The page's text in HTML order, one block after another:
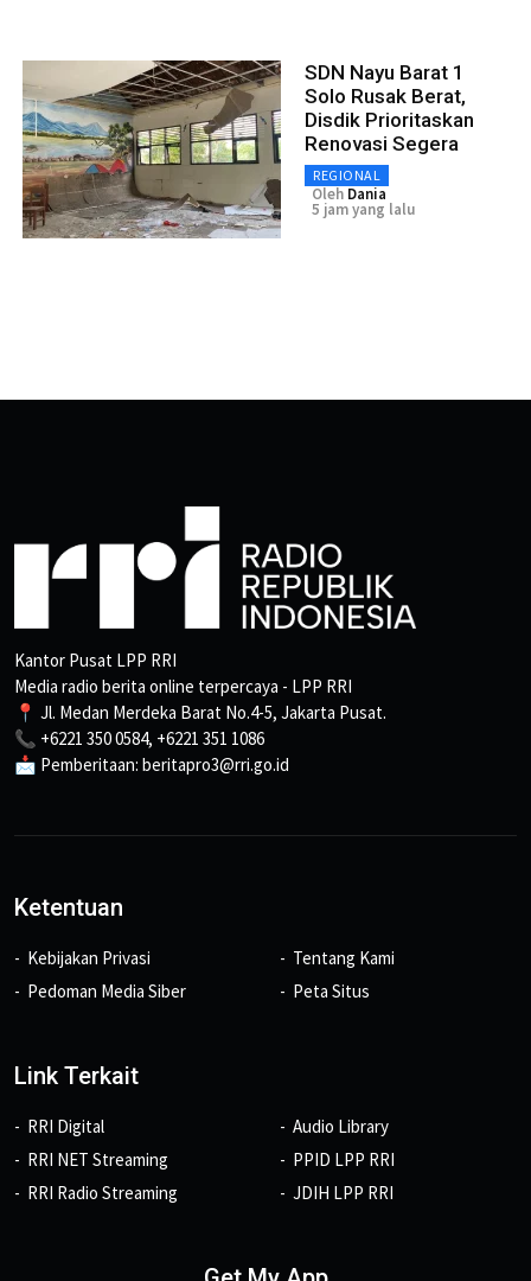
SDN Nayu Barat 1
Solo Rusak Berat,
Disdik Prioritaskan
Renovasi Segera
REGIONAL
Oleh Dania
5 jam yang lalu
Kantor Pusat LPP RRI
Media radio berita online terpercaya - LPP RRI
📍 Jl. Medan Merdeka Barat No.4-5, Jakarta Pusat.
📞 +6221 350 0584, +6221 351 1086
📩 Pemberitaan: beritapro3@rri.go.id
Ketentuan
Kebijakan Privasi
Pedoman Media Siber
Tentang Kami
Peta Situs
Link Terkait
RRI Digital
RRI NET Streaming
RRI Radio Streaming
Audio Library
PPID LPP RRI
JDIH LPP RRI